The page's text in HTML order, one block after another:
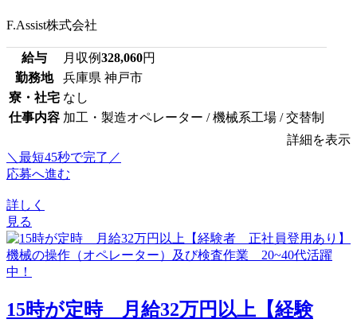
F.Assist株式会社
給与 月収例328,060円
勤務地
兵庫県 神戸市
寮・社宅 なし
仕事内容 加工・製造オペレーター / 機械系工場 / 交替制
詳細を表示
＼最短45秒で完了／
応募へ進む
詳しく
見る
15時が定時 月給32万円以上【経験